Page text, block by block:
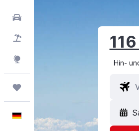
Hin-